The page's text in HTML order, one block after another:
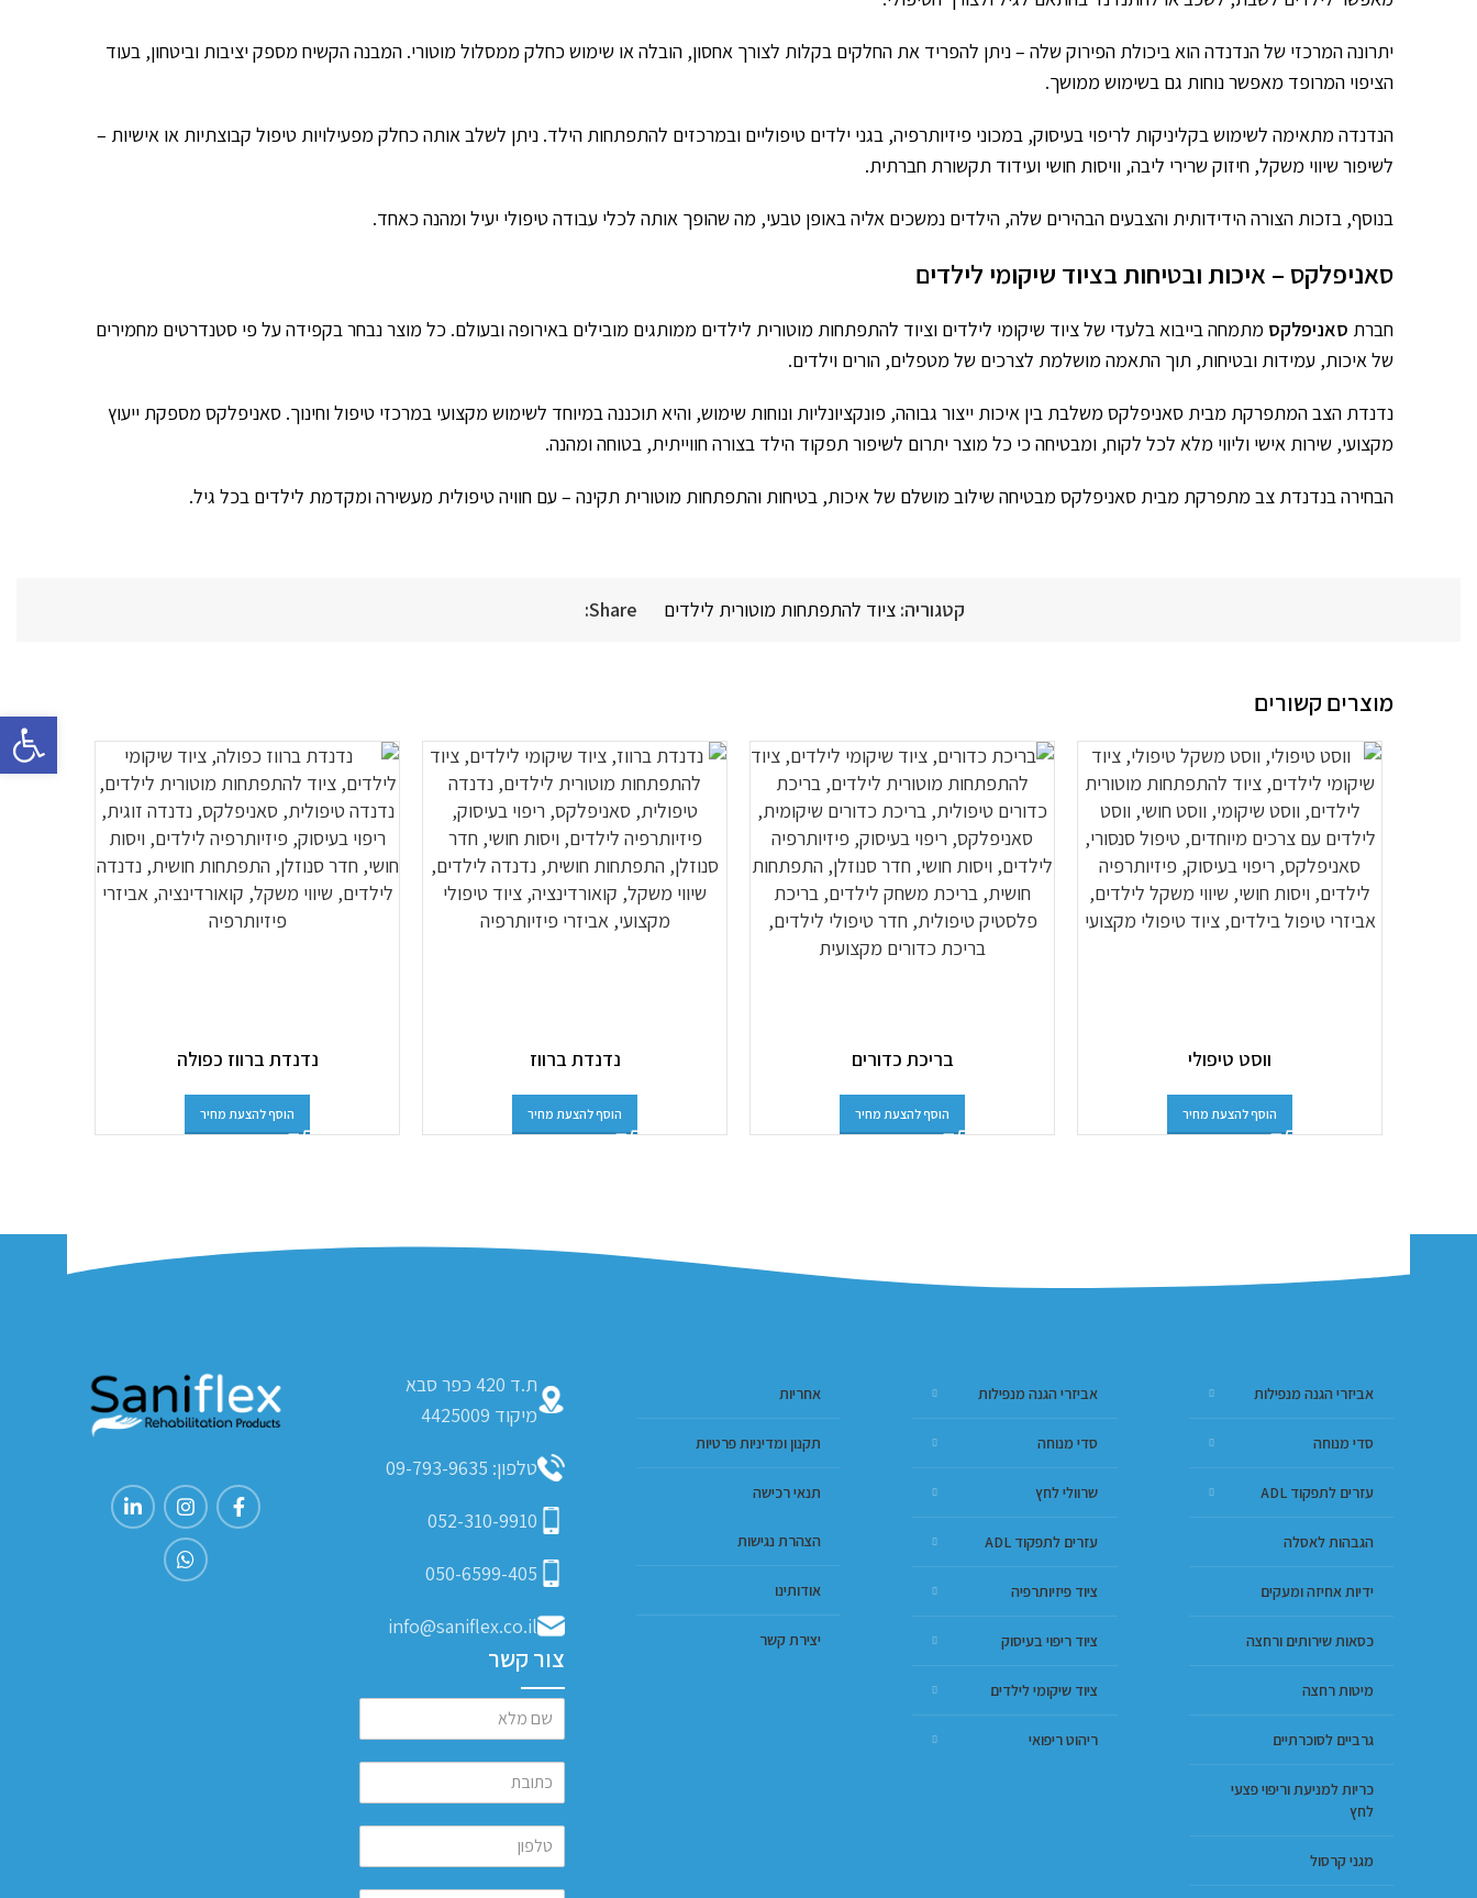
יתרונה המרכזי של הנדנדה הוא ביכולת הפירוק שלה – ניתן להפריד את החלקים בקלות לצורך אחסון, הובלה או שימוש כחלק ממסלול מוטורי. המבנה הקשיח מספק יציבות וביטחון, בעוד
הציפוי המרופד מאפשר נוחות גם בשימוש ממושך.
הנדנדה מתאימה לשימוש בקליניקות לריפוי בעיסוק, במכוני פיזיותרפיה, בגני ילדים טיפוליים ובמרכזים להתפתחות הילד. ניתן לשלב אותה כחלק מפעילויות טיפול קבוצתיות או אישיות –
לשיפור שיווי משקל, חיזוק שרירי ליבה, וויסות חושי ועידוד תקשורת חברתית.
בנוסף, בזכות הצורה הידידותית והצבעים הבהירים שלה, הילדים נמשכים אליה באופן טבעי, מה שהופך אותה לכלי עבודה טיפולי יעיל ומהנה כאחד.
סאניפלקס – איכות ובטיחות בציוד שיקומי לילדים
חברת סאניפלקס מתמחה בייבוא בלעדי של ציוד שיקומי לילדים וציוד להתפתחות מוטורית לילדים ממותגים מובילים באירופה ובעולם. כל מוצר נבחר בקפידה על פי סטנדרטים מחמירים
של איכות, עמידות ובטיחות, תוך התאמה מושלמת לצרכים של מטפלים, הורים וילדים.
נדנדת הצב המתפרקת מבית סאניפלקס משלבת בין איכות ייצור גבוהה, פונקציונליות ונוחות שימוש, והיא תוכננה במיוחד לשימוש מקצועי במרכזי טיפול וחינוך. סאניפלקס מספקת ייעוץ
מקצועי, שירות אישי וליווי מלא לכל לקוח, ומבטיחה כי כל מוצר יתרום לשיפור תפקוד הילד בצורה חווייתית, בטוחה ומהנה.
הבחירה בנדנדת צב מתפרקת מבית סאניפלקס מבטיחה שילוב מושלם של איכות, בטיחות והתפתחות מוטורית תקינה – עם חוויה טיפולית מעשירה ומקדמת לילדים בכל גיל.
קטגוריה: ציוד להתפתחות מוטורית לילדים Share:
מוצרים קשורים
ווסט טיפולי
הוסף להצעת מחיר
בריכת כדורים
הוסף להצעת מחיר
נדנדת ברווז
הוסף להצעת מחיר
נדנדת ברווז כפולה
הוסף להצעת מחיר
אביזרי הגנה מנפילות
סדי מנוחה
עזרים לתפקוד ADL
הגבהות לאסלה
ידיות אחיזה ומעקים
כסאות שירותים ורחצה
מיטות רחצה
גרביים לסוכרתיים
כריות למניעת וריפוי פצעי
לחץ
מגני קרסול
אביזרי הגנה מנפילות
סדי מנוחה
שרוולי לחץ
עזרים לתפקוד ADL
ציוד פיזיותרפיה
ציוד ריפוי בעיסוק
ציוד שיקומי לילדים
ריהוט ריפואי
אחריות
תקנון ומדיניות פרטיות
תנאי רכישה
הצהרת נגישות
אודותינו
יצירת קשר
ת.ד 420 כפר סבא
מיקוד 4425009
טלפון: 09-793-9635
052-310-9910
050-6599-405
info@saniflex.co.il
צור קשר
פתח